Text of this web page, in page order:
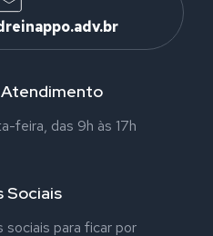
feira, das 9h às 17h
Sociais
sociais para ficar por